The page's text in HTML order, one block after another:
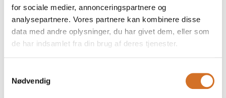
for sociale medier, annonceringspartnere og
analysepartnere. Vores partnere kan kombinere disse
data med andre oplysninger, du har givet dem, eller som
de har indsamlet fra din brug af deres tjenester.
Nødvendig
Skillevægge til indendørs brug efter